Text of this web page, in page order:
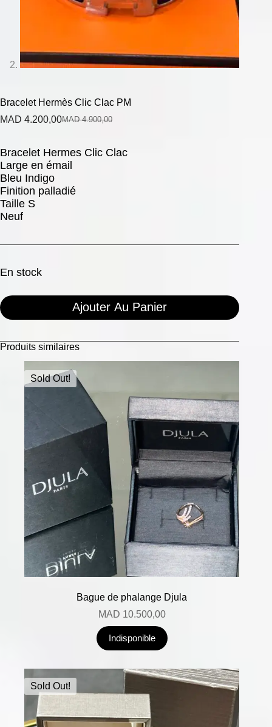
Bracelet Hermès Clic Clac PM
MAD4.900,00
MAD 4.200,00
Bracelet Hermes Clic Clac
Large en émail
Bleu Indigo
Finition palladié
Taille S
Neuf
En stock
Ajouter Au Panier
Produits similaires
Sold Out!
Bague de phalange Djula
MAD 10.500,00
Indisponible
Sold Out!